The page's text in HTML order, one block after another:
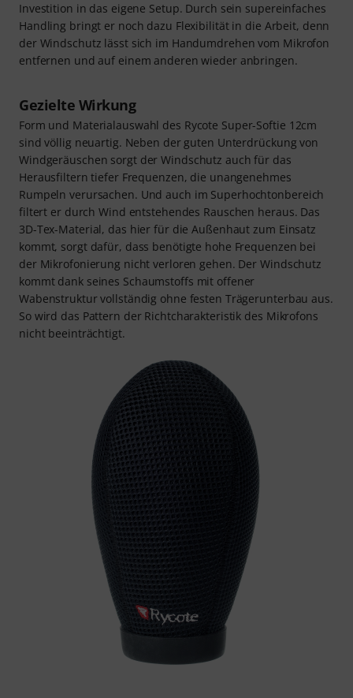
Investition in das eigene Setup. Durch sein supereinfaches
Handling bringt er noch dazu Flexibilität in die Arbeit, denn
der Windschutz lässt sich im Handumdrehen vom Mikrofon
entfernen und auf einem anderen wieder anbringen.
Gezielte Wirkung
Form und Materialauswahl des Rycote Super-Softie 12cm
sind völlig neuartig. Neben der guten Unterdrückung von
Windgeräuschen sorgt der Windschutz auch für das
Herausfiltern tiefer Frequenzen, die unangenehmes
Rumpeln verursachen. Und auch im Superhochtonbereich
filtert er durch Wind entstehendes Rauschen heraus. Das
3D-Tex-Material, das hier für die Außenhaut zum Einsatz
kommt, sorgt dafür, dass benötigte hohe Frequenzen bei
der Mikrofonierung nicht verloren gehen. Der Windschutz
kommt dank seines Schaumstoffs mit offener
Wabenstruktur vollständig ohne festen Trägerunterbau aus.
So wird das Pattern der Richtcharakteristik des Mikrofons
nicht beeinträchtigt.